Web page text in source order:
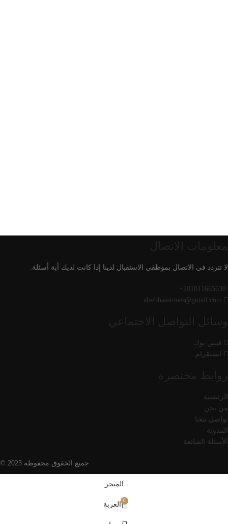
لا تتردد في الاتصال بموظفي الاستقبال لدينا إذا كانت لديك أية أسئلة.
201011665630+
alsebhaastones@gmail.com
فيس بوك
انستقرام
الرئيسية
من نحن
تواصل معنا
المدونة
الأسئلة الشائعة
جميع الحقوق محفوظة 2023 ©
المتجر
0 العربة